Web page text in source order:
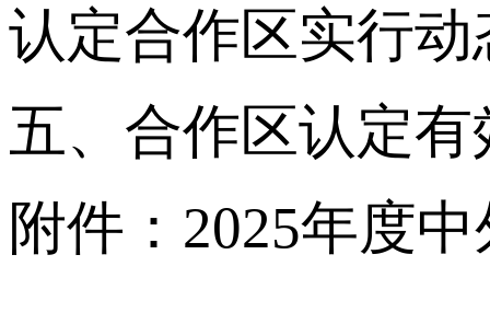
认定合作区实行
五、合作区认定
附件：2025年度